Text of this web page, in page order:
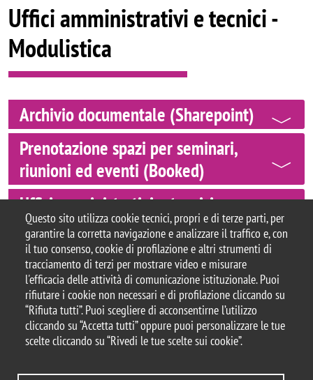
Questo sito utilizza cookie tecnici, propri e di terze parti, per
garantire la corretta navigazione e analizzare il traffico e, con
il tuo consenso, cookie di profilazione e altri strumenti di
tracciamento di terzi per mostrare video e misurare
l'efficacia delle attività di comunicazione istituzionale. Puoi
rifiutare i cookie non necessari e di profilazione cliccando su
“Rifiuta tutti”. Puoi scegliere di acconsentirne l’utilizzo
cliccando su “Accetta tutti” oppure puoi personalizzare le tue
scelte cliccando su “Rivedi le tue scelte sui cookie”.
Uffici amministrativi e tecnici -
Modulistica
Archivio documentale (Sharepoint)
Prenotazione spazi per seminari,
riunioni ed eventi (Booked)
Uffici amministrativi e tecnici
© 2025 Università degli Studi di Milano-Bicocca
Piazza dell'Ateneo Nuovo, 1 - 20126, Milano
Casella PEC:ateneo.bicocca@pec.unimib.it
P.I. 12621570154 |
redazioneweb.formazione@unimib.it